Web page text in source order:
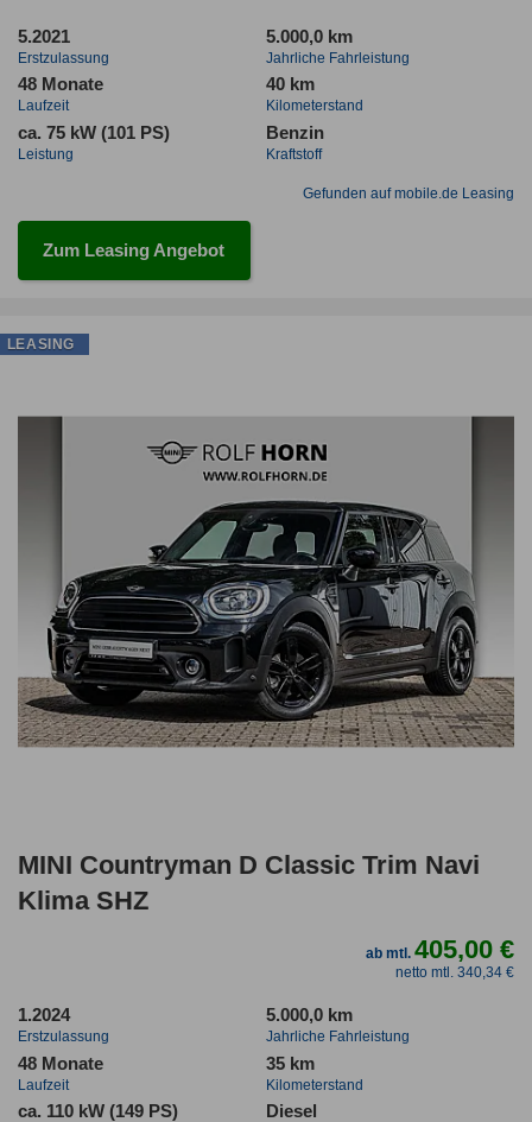
5.2021
Erstzulassung
5.000,0 km
Jahrliche Fahrleistung
48 Monate
Laufzeit
40 km
Kilometerstand
ca. 75 kW (101 PS)
Leistung
Benzin
Kraftstoff
Gefunden auf mobile.de Leasing
Zum Leasing Angebot
MINI Countryman D Classic Trim Navi
Klima SHZ
ab mtl.405,00 €
netto mtl. 340,34 €
1.2024
Erstzulassung
5.000,0 km
Jahrliche Fahrleistung
48 Monate
Laufzeit
35 km
Kilometerstand
ca. 110 kW (149 PS) Diesel
LEASING